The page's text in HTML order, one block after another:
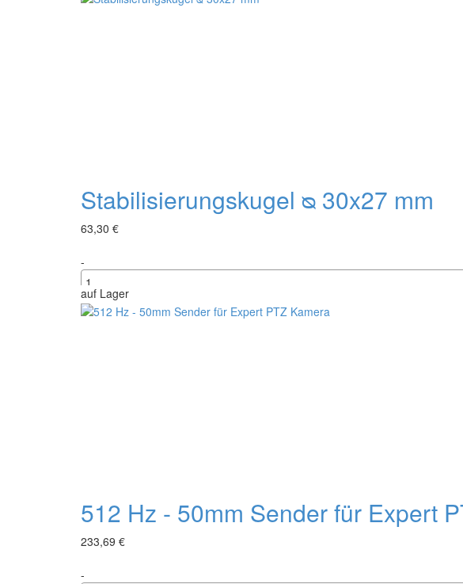
Stabilisierungskugel ᴓ 30x27 mm
63,30 €
-
+
auf Lager
512 Hz - 50mm Sender für Expert
233,69 €
-